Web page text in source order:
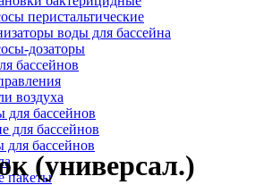
перистальтические
воды для бассейна
дозаторы
бассейнов
воздуха
для бассейнов
для бассейнов
бассейнов
пакеты(универсал.)